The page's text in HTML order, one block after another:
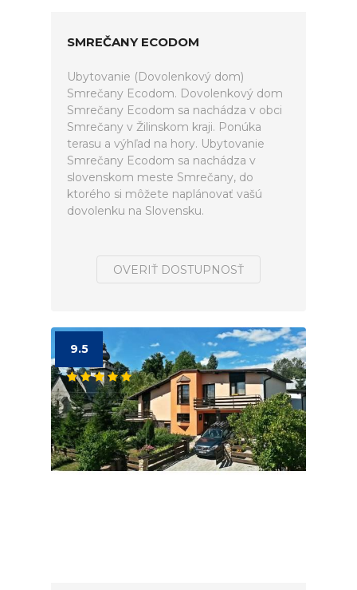
SMREČANY ECODOM
Ubytovanie (Dovolenkový dom)
Smrečany Ecodom. Dovolenkový dom
Smrečany Ecodom sa nachádza v obci
Smrečany v Žilinskom kraji. Ponúka
terasu a výhľad na hory. Ubytovanie
Smrečany Ecodom sa nachádza v
slovenskom meste Smrečany, do
ktorého si môžete naplánovať vašú
dovolenku na Slovensku.
OVERIŤ DOSTUPNOSŤ
9.5